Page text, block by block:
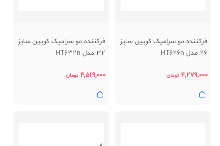
فرکننده مو سرامیک کویین سایز
26 مدل HT626n
۴,۲۷۹,۰۰۰ تومان
فرکننده مو سرامیک کویین سایز
32 مدل HT632n
۴,۵۱۹,۰۰۰ تومان